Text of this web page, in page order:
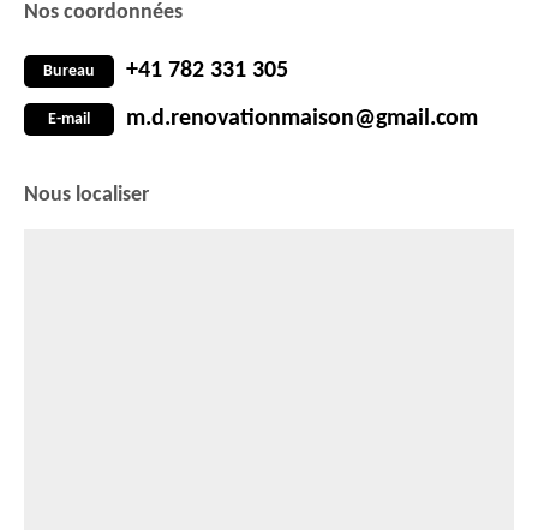
Nos coordonnées
Bureau +41 782 331 305
E-mail m.d.renovationmaison@gmail.com
Nous localiser